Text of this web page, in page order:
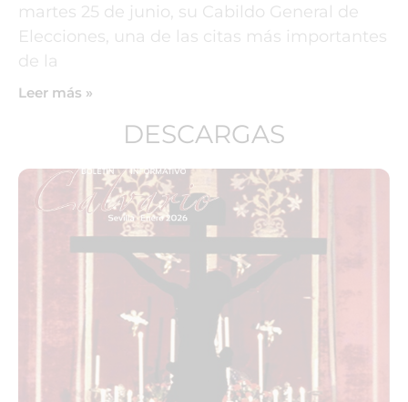
martes 25 de junio, su Cabildo General de
Elecciones, una de las citas más importantes
de la
Leer más »
DESCARGAS